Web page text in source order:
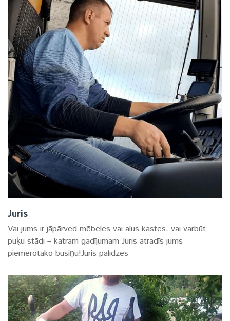
Juris
Vai jums ir jāpārved mēbeles vai alus kastes, vai varbūt
puķu stādi – katram gadījumam Juris atradīs jums
piemērotāko busiņu!Juris palīdzēs